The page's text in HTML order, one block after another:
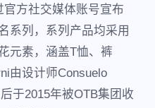
官方社交媒体账号宣布
系列，系列产品均采用
元素，涵盖T恤、裤
由设计师Consuelo
于2015年被OTB集团收